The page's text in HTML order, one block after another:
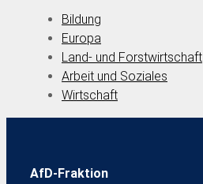
Bildung
Europa
Land- und Forstwirtschaft
Arbeit und Soziales
Wirtschaft
AfD-Fraktion